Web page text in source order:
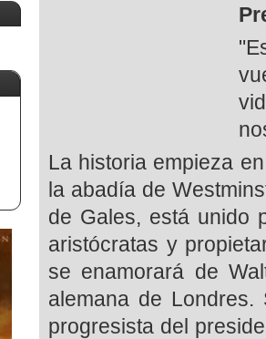
La historia empieza
la abadía de
de Gales, está unido
aristócratas y
se enamorará de
alemana de
progresista del